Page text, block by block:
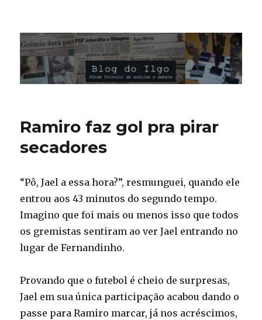
Blog do Ilgo Wink
Ramiro faz gol pra pirar
secadores
“Pô, Jael a essa hora?”, resmunguei, quando ele
entrou aos 43 minutos do segundo tempo.
Imagino que foi mais ou menos isso que todos
os gremistas sentiram ao ver Jael entrando no
lugar de Fernandinho.
Provando que o futebol é cheio de surpresas,
Jael em sua única participação acabou dando o
passe para Ramiro marcar, já nos acréscimos,